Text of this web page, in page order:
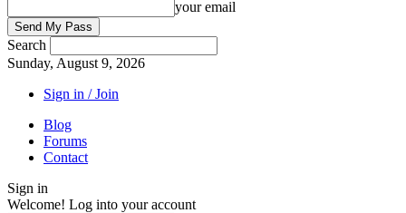
your email
Search
Sunday, August 9, 2026
Sign in / Join
Blog
Forums
Contact
Sign in
Welcome! Log into your account